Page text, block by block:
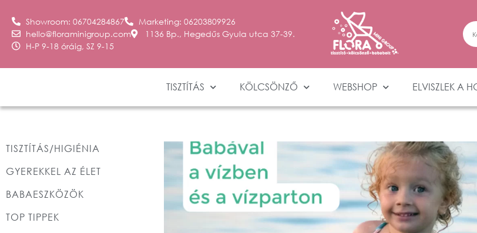
Showroom: 06704284867
Marketing: 06203809926
hello@floraminigroup.com
1136 Bp., Hegedűs Gyula utca 37-39.
H-P 9-18 óráig, SZ 9-15
TISZTÍTÁS KÖLCSÖNZŐ WEBSHOP ELVISZLEK A
TISZTÍTÁS/HIGIÉNIA
GYEREKKEL AZ ÉLET
BABAESZKÖZÖK
TOP TIPPEK